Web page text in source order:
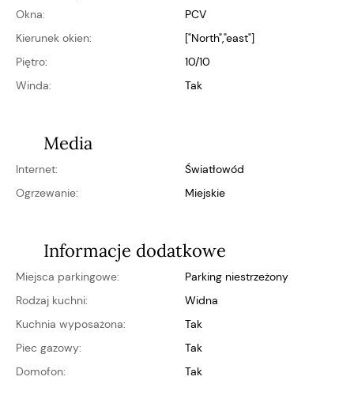
Okna:
PCV
Kierunek okien:
["north","east"]
Piętro:
10/10
Winda:
Tak
Media
Internet:
światłowód
Ogrzewanie:
miejskie
Informacje dodatkowe
Miejsca parkingowe:
parking niestrzeżony
Rodzaj kuchni:
widna
Kuchnia wyposażona:
Tak
Piec gazowy:
Tak
Domofon:
Tak